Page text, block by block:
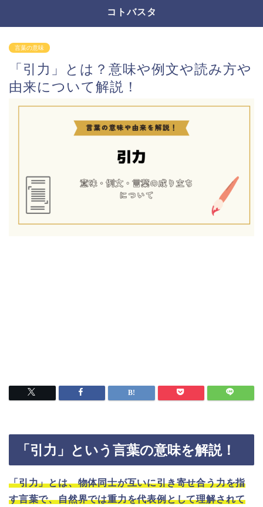
コトバスタ
言葉の意味
「引力」とは？意味や例文や読み方や
由来について解説！
「引力」という言葉の意味を解説！
「引力」とは、物体同士が互いに引き寄せ合う力を指
す言葉で、自然界では重力を代表例として理解されて